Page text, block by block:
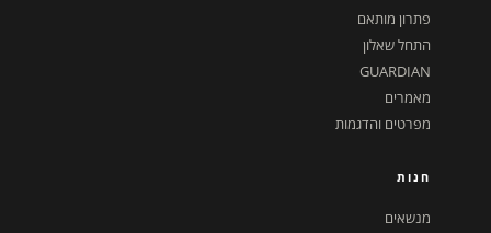
פתרון מותאם
התחל שאלון
GUARDIAN
מאמרים
מפרטים והדגמות
חנות
מנשאים